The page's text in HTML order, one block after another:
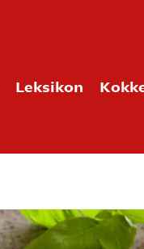
Leksikon